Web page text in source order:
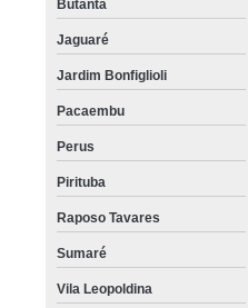
Butantã
Jaguaré
Jardim Bonfiglioli
Pacaembu
Perus
Pirituba
Raposo Tavares
Sumaré
Vila Leopoldina